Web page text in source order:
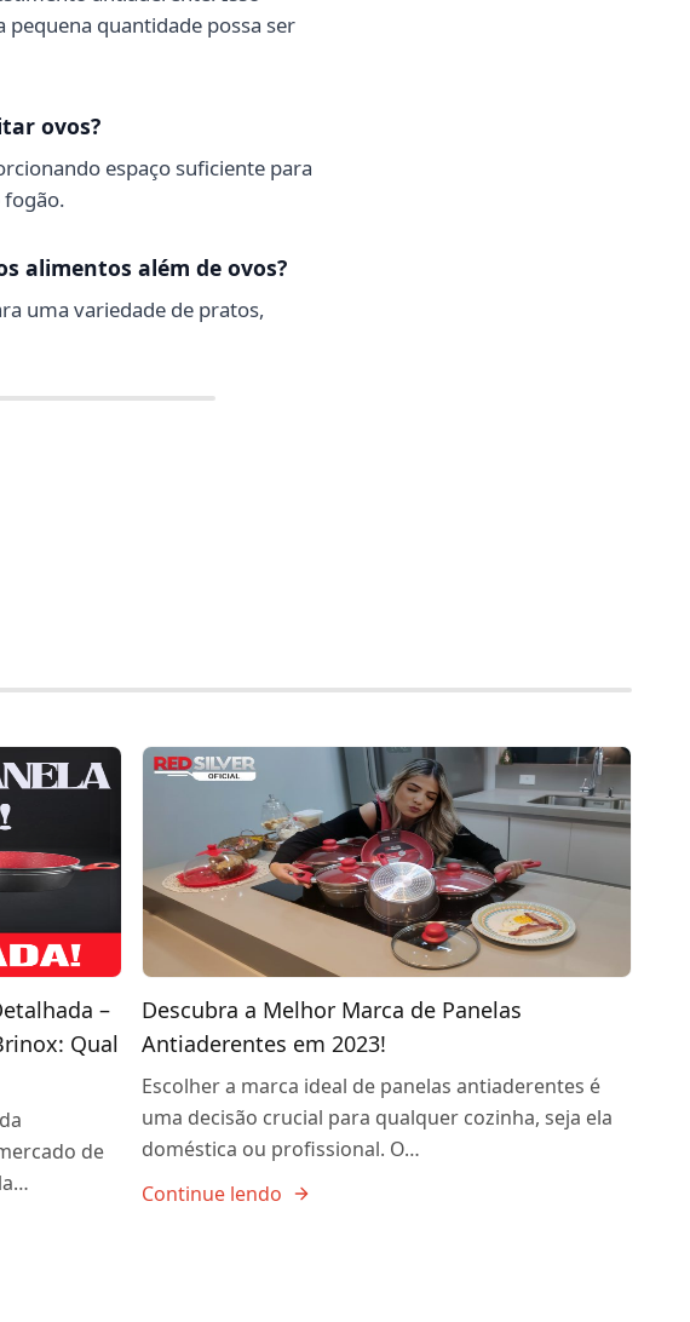
quantidade possa ser
ovos?
espaço suficiente para
alimentos além de ovos?
uma variedade de pratos,
–
Qual
de
Descubra a Melhor Marca de Panelas
Antiaderentes em 2023!
Escolher a marca ideal de panelas antiaderentes é
uma decisão crucial para qualquer cozinha, seja ela
doméstica ou profissional. O…
Continue lendo